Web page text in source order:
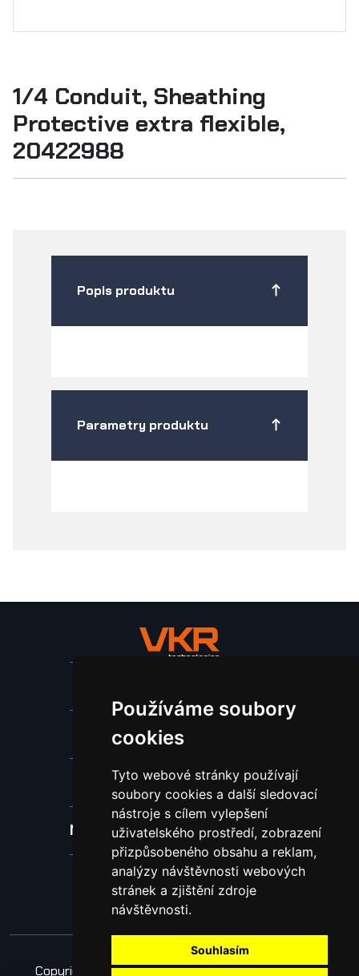
Používáme soubory
cookies
Tyto webové stránky používají
soubory cookies a další sledovací
nástroje s cílem vylepšení
uživatelského prostředí, zobrazení
přizpůsobeného obsahu a reklam,
analýzy návštěvnosti webových
stránek a zjištění zdroje
návštěvnosti.
Souhlasím
1/4 Conduit, Sheathing
Protective extra flexible,
20422988
Popis produktu
Parametry produktu
Nástroje pro ohraňovací lisy
Spotřební materiál a nástroje
Náhradní díly pro vodní paprsek
Laserové svařování
Copyright © 2026 Všechna práva vyhrazena